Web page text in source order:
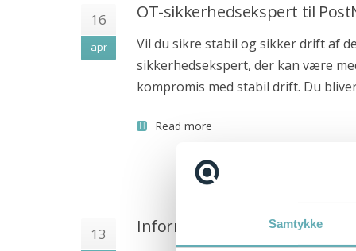
Samtykke
16
apr
OT-sikkerhedsekspert til
Vil du sikre stabil og sikker drift af
sikkerhedsekspert, der kan være
kompromis med stabil drift. Du
Read more
13 Information Security Manager
Hvorfor os
Test & Analyse
Referencer
For kandidater
Find din nye arbejdsplads
Find din nye arbejdsplads